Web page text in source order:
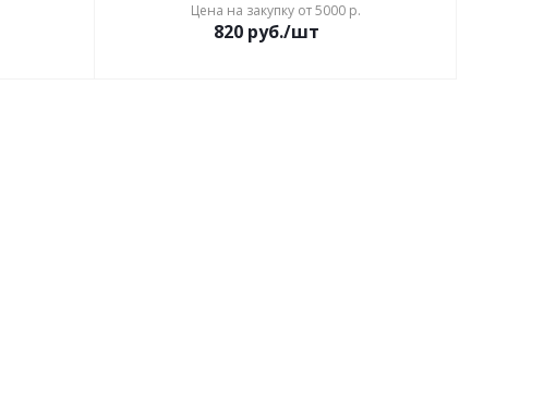
Цена на закупку от 5000 р.
820 руб./шт